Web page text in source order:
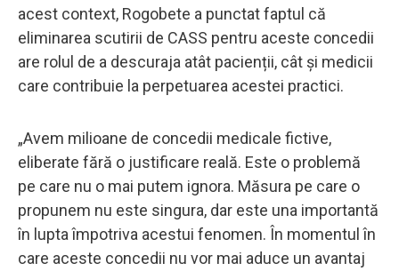
acest context, Rogobete a punctat faptul că
eliminarea scutirii de CASS pentru aceste concedii
are rolul de a descuraja atât pacienții, cât și medicii
care contribuie la perpetuarea acestei practici.
„Avem milioane de concedii medicale fictive,
eliberate fără o justificare reală. Este o problemă
pe care nu o mai putem ignora. Măsura pe care o
propunem nu este singura, dar este una importantă
în lupta împotriva acestui fenomen. În momentul în
care aceste concedii nu vor mai aduce un avantaj